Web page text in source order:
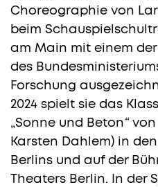
Choreographie von
beim
am Main mit einem
des
Forschung
2024 spielt sie das
„Sonne und Beton“ von
Karsten Dahlem) in
Berlins und auf der
Theaters Berlin. In der